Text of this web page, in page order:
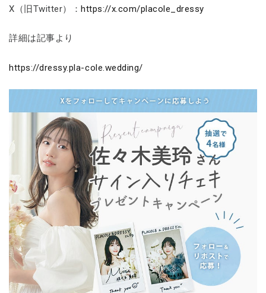
X（旧Twitter）：https://x.com/placole_dressy
詳細は記事より
https://dressy.pla-cole.wedding/